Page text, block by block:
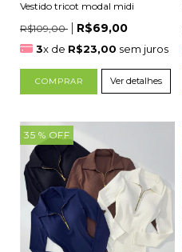
Vestido tricot modal midi
R$109,00
R$69,00
3x de R$23,00 sem juros
COMPRAR Ver detalhes
35 % OFF